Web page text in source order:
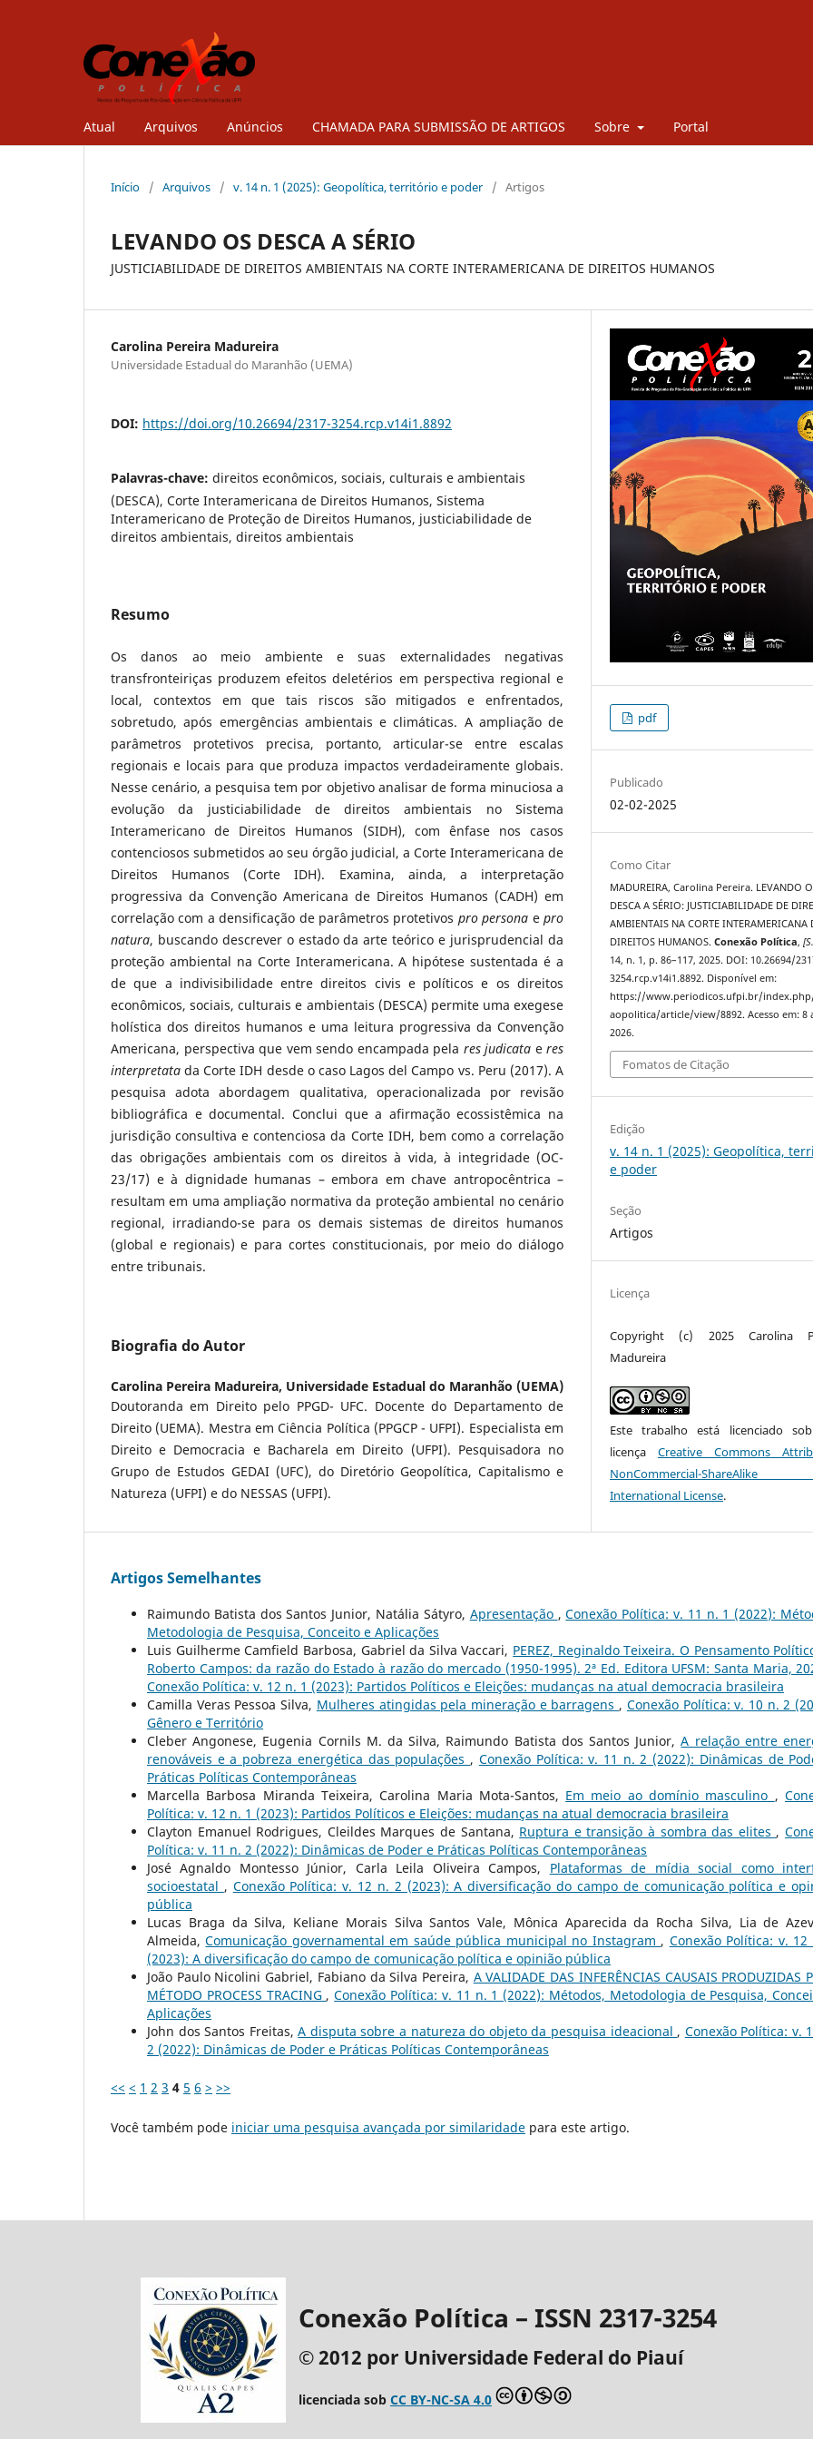
Atual Arquivos Anúncios CHAMADA PARA SUBMISSÃO DE ARTIGOS Sobre Portal
Início / Arquivos / v. 14 n. 1 (2025): Geopolítica, território e poder / Artigos
LEVANDO OS DESCA A SÉRIO
JUSTICIABILIDADE DE DIREITOS AMBIENTAIS NA CORTE INTERAMERICANA DE DIREITOS HUMANOS
Carolina Pereira Madureira
Universidade Estadual do Maranhão (UEMA)
DOI: https://doi.org/10.26694/2317-3254.rcp.v14i1.8892
Palavras-chave: direitos econômicos, sociais, culturais e ambientais
(DESCA), Corte Interamericana de Direitos Humanos, Sistema
Interamericano de Proteção de Direitos Humanos, justiciabilidade de
direitos ambientais, direitos ambientais
Resumo
Os danos ao meio ambiente e suas externalidades negativas
transfronteiriças produzem efeitos deletérios em perspectiva regional e
local, contextos em que tais riscos são mitigados e enfrentados,
sobretudo, após emergências ambientais e climáticas. A ampliação de
parâmetros protetivos precisa, portanto, articular-se entre escalas
regionais e locais para que produza impactos verdadeiramente globais.
Nesse cenário, a pesquisa tem por objetivo analisar de forma minuciosa a
evolução da justiciabilidade de direitos ambientais no Sistema
Interamericano de Direitos Humanos (SIDH), com ênfase nos casos
contenciosos submetidos ao seu órgão judicial, a Corte Interamericana de
Direitos Humanos (Corte IDH). Examina, ainda, a interpretação
progressiva da Convenção Americana de Direitos Humanos (CADH) em
correlação com a densificação de parâmetros protetivos pro persona epro
natura, buscando descrever o estado da arte teórico e jurisprudencial da
proteção ambiental na Corte Interamericana. A hipótese sustentada é a
de que a indivisibilidade entre direitos civis e políticos e os direitos
econômicos, sociais, culturais e ambientais (DESCA) permite uma exegese
holística dos direitos humanos e uma leitura progressiva da Convenção
Americana, perspectiva que vem sendo encampada pela res judicata e res
interpretata da Corte IDH desde o caso Lagos del Campo vs. Peru (2017). A
pesquisa adota abordagem qualitativa, operacionalizada por revisão
bibliográfica e documental. Conclui que a afirmação ecossistêmica na
jurisdição consultiva e contenciosa da Corte IDH, bem como a correlação
das obrigações ambientais com os direitos à vida, à integridade (OC-
23/17) e à dignidade humanas – embora em chave antropocêntrica –
resultam em uma ampliação normativa da proteção ambiental no cenário
regional, irradiando-se para os demais sistemas de direitos humanos
(global e regionais) e para cortes constitucionais, por meio do diálogo
entre tribunais.
Biografia do Autor
Carolina Pereira Madureira, Universidade Estadual do Maranhão (UEMA)
Doutoranda em Direito pelo PPGD- UFC. Docente do Departamento de
Direito (UEMA). Mestra em Ciência Política (PPGCP - UFPI). Especialista em
Direito e Democracia e Bacharela em Direito (UFPI). Pesquisadora no
Grupo de Estudos GEDAI (UFC), do Diretório Geopolítica, Capitalismo e
Natureza (UFPI) e do NESSAS (UFPI).
pdf
Publicado
02-02-2025
Como Citar
MADUREIRA, Carolina Pereira. LEVANDO
DESCA A SÉRIO: JUSTICIABILIDADE DE
AMBIENTAIS NA CORTE INTERAMERICANA
DIREITOS HUMANOS.Conexão Política,
14, n. 1, p. 86–117, 2025. DOI: 10.26694/
3254.rcp.v14i1.8892. Disponível em:
https://www.periodicos.ufpi.br/
aopolitica/article/view/8892. Acesso em: 8
2026.
Fomatos de Citação
Edição
v. 14 n. 1 (2025): Geopolítica,
e poder
Seção
Artigos
Licença
Copyright (c) 2025 Carolina
Madureira
Este trabalho está licenciado
licençaCreative Commons
NonCommercial-
International License.
Artigos Semelhantes
Raimundo Batista dos Santos Junior, Natália Sátyro, Apresentação ,Conexão Política: v. 11 n. 1 (2022):
Metodologia de Pesquisa, Conceito e Aplicações
Luis Guilherme Camfield Barbosa, Gabriel da Silva Vaccari, PEREZ, Reginaldo Teixeira. O Pensamento
Roberto Campos: da razão do Estado à razão do mercado (1950-1995). 2ª Ed. Editora UFSM: Santa Maria,
Conexão Política: v. 12 n. 1 (2023): Partidos Políticos e Eleições: mudanças na atual democracia brasileira
Camilla Veras Pessoa Silva, Mulheres atingidas pela mineração e barragens , Conexão Política: v. 10 n. 2
Gênero e Território
Cleber Angonese, Eugenia Cornils M. da Silva, Raimundo Batista dos Santos Junior,A relação entre
renováveis e a pobreza energética das populações , Conexão Política: v. 11 n. 2 (2022): Dinâmicas de
Práticas Políticas Contemporâneas
Marcella Barbosa Miranda Teixeira, Carolina Maria Mota-Santos, Em meio ao domínio masculino ,
Política: v. 12 n. 1 (2023): Partidos Políticos e Eleições: mudanças na atual democracia brasileira
Clayton Emanuel Rodrigues, Cleildes Marques de Santana, Ruptura e transição à sombra das elites ,
Política: v. 11 n. 2 (2022): Dinâmicas de Poder e Práticas Políticas Contemporâneas
José Agnaldo Montesso Júnior, Carla Leila Oliveira Campos, Plataformas de mídia social como
socioestatal , Conexão Política: v. 12 n. 2 (2023): A diversificação do campo de comunicação política e
pública
Lucas Braga da Silva, Keliane Morais Silva Santos Vale, Mônica Aparecida da Rocha Silva, Lia de
Almeida,Comunicação governamental em saúde pública municipal no Instagram , Conexão Política: v. 12
(2023): A diversificação do campo de comunicação política e opinião pública
João Paulo Nicolini Gabriel, Fabiano da Silva Pereira, A VALIDADE DAS INFERÊNCIAS CAUSAIS PRODUZIDAS
MÉTODO PROCESS TRACING ,Conexão Política: v. 11 n. 1 (2022): Métodos, Metodologia de Pesquisa,
Aplicações
John dos Santos Freitas,A disputa sobre a natureza do objeto da pesquisa ideacional , Conexão Política: v.
2 (2022): Dinâmicas de Poder e Práticas Políticas Contemporâneas
<< < 1 2 3 4 5 6 > >>
Você também pode iniciar uma pesquisa avançada por similaridade para este artigo.
Conexão Política – ISSN 2317-3254
© 2012 por Universidade Federal do Piauí
licenciada sob CC BY-NC-SA 4.0